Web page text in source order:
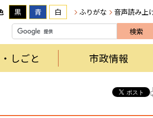
黒 青 白 ふりがな 音声読み上
しごと 市政情報